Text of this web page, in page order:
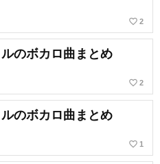
favorite_border 2
のボカロ曲まとめ
favorite_border 2
のボカロ曲まとめ
favorite_border 1